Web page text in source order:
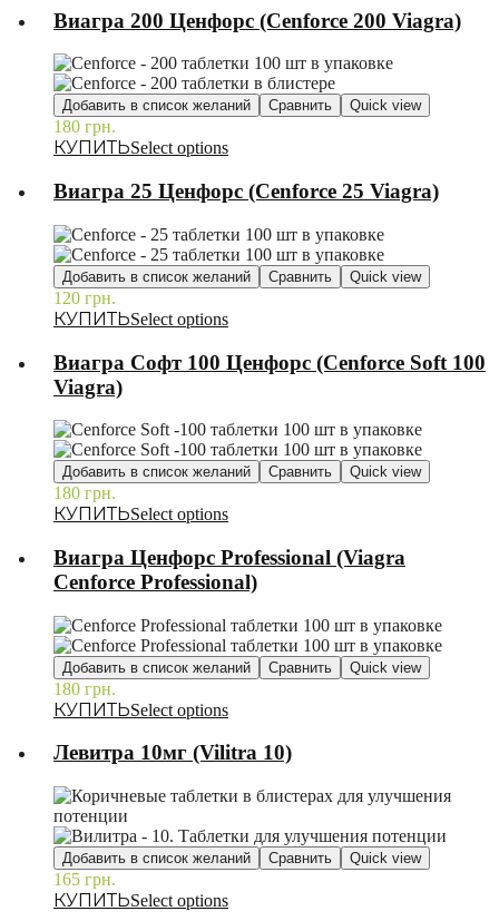
Виагра 200 Ценфорс (Cenforce 200 Viagra)
Добавить в список желаний Сравнить Quick view
180 грн.
Select options
Виагра 25 Ценфорс (Cenforce 25 Viagra)
Добавить в список желаний Сравнить Quick view
120 грн.
Select options
Виагра Софт 100 Ценфорс (Cenforce Soft 100
Viagra)
Добавить в список желаний Сравнить Quick view
180 грн.
Select options
Виагра Ценфорс Professional (Viagra
Cenforce Professional)
Добавить в список желаний Сравнить Quick view
180 грн.
Select options
Левитра 10мг (Vilitra 10)
Добавить в список желаний Сравнить Quick view
165 грн.
Select options